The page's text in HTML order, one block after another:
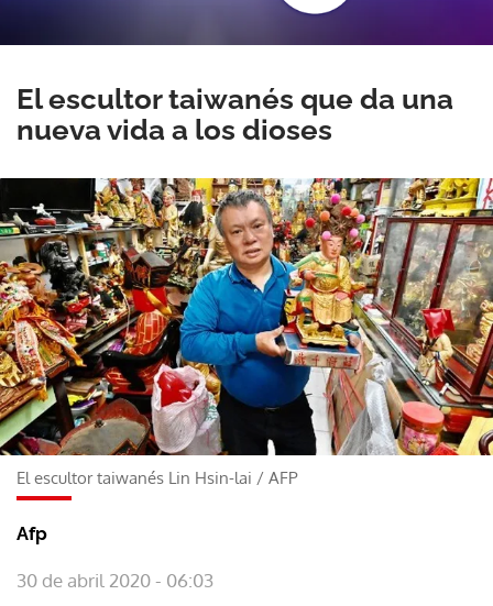
El escultor taiwanés que da una
nueva vida a los dioses
El escultor taiwanés Lin Hsin-lai / AFP
Afp
30 de abril 2020 - 06:03